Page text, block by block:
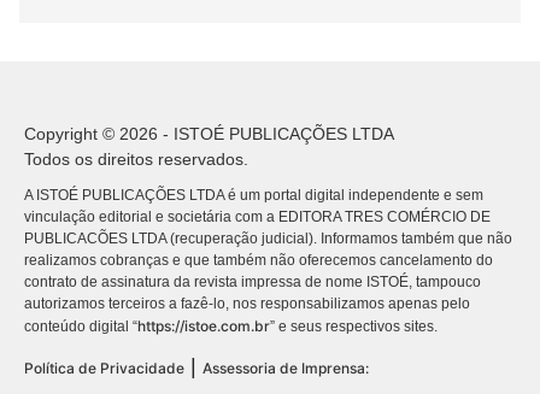
Copyright © 2026 - ISTOÉ PUBLICAÇÕES LTDA
Todos os direitos reservados.
A ISTOÉ PUBLICAÇÕES LTDA é um portal digital independente e sem
vinculação editorial e societária com a EDITORA TRES COMÉRCIO DE
PUBLICACÕES LTDA (recuperação judicial). Informamos também que não
realizamos cobranças e que também não oferecemos cancelamento do
contrato de assinatura da revista impressa de nome ISTOÉ, tampouco
autorizamos terceiros a fazê-lo, nos responsabilizamos apenas pelo
conteúdo digital “https://istoe.com.br” e seus respectivos sites.
Política de Privacidade
Assessoria de Imprensa: